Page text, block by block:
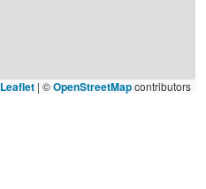
Leaflet | ©OpenStreetMapcontributors